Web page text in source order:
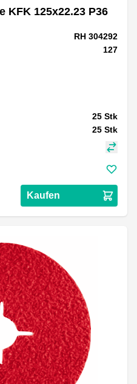
KFK 125x22.23 P36
RH 304292
127
25 Stk
25 Stk
Kaufen